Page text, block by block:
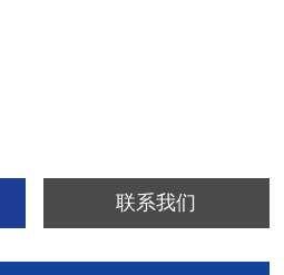
联系我们